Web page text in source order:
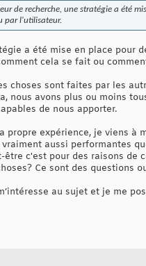
de recherche, une stratégie a été
par l'utilisateur.
a été mise en place pour
cela se fait ou
choses sont faites par les
nous avons plus ou moins
de nous apporter.
propre expérience, je viens
aussi performantes
c'est pour des raisons
Ce sont des questions
au sujet et je me